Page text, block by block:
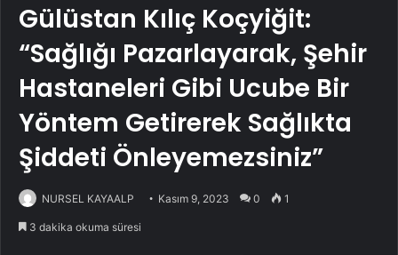
Gülüstan Kılıç Koçyiğit:
“Sağlığı Pazarlayarak, Şehir
Hastaneleri Gibi Ucube Bir
Yöntem Getirerek Sağlıkta
Şiddeti Önleyemezsiniz”
NURSEL KAYAALP Kasım 9, 2023 0 1
3 dakika okuma süresi